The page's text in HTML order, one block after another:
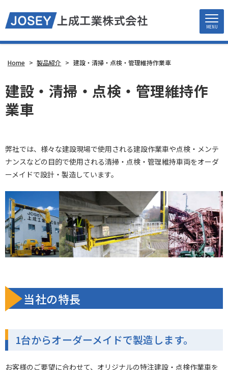
MENU
Home > 製品紹介 > 建設・清掃・点検・管理維持作業車
建設・清掃・点検・管理維持作
業車
弊社では、様々な建設現場で使用される建設作業車や点検・メンテ
ナンスなどの目的で使用される清掃・点検・管理維持車両をオーダ
ーメイドで設計・製造しています。
当社の特長
1台からオーダーメイドで製造します。
お客様のご要望に合わせて、オリジナルの特注建設・点検作業車を